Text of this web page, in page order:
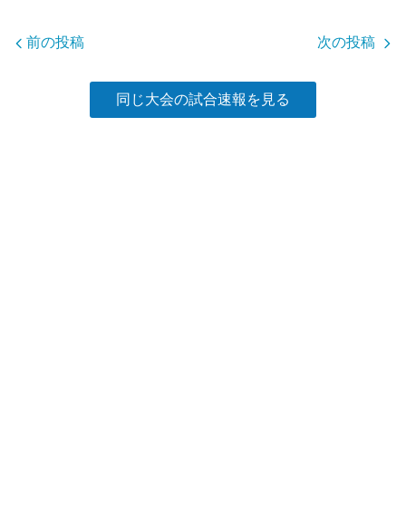
o
前の投稿 次の投稿
同じ大会の試合速報を見る